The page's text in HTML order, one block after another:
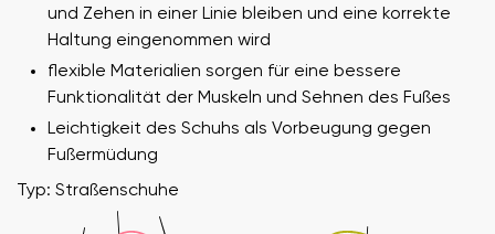
und Zehen in einer Linie bleiben und eine korrekte
Haltung eingenommen wird
flexible Materialien sorgen für eine bessere
Funktionalität der Muskeln und Sehnen des Fußes
Leichtigkeit des Schuhs als Vorbeugung gegen
Fußermüdung
Typ: Straßenschuhe